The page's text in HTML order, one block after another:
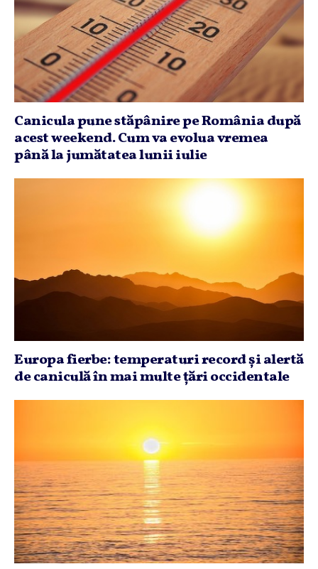
Canicula pune stăpânire pe România după
acest weekend. Cum va evolua vremea
până la jumătatea lunii iulie
Europa fierbe: temperaturi record şi alertă
de caniculă în mai multe ţări occidentale